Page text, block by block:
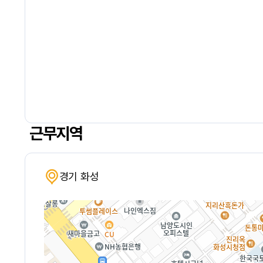
근무지역
경기 화성